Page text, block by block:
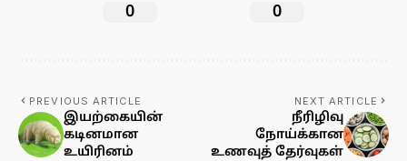
0 0
PREVIOUS ARTICLE
இயற்கையின்
கடினமான
உயிரினம்
NEXT ARTICLE
நீரிழிவு
நோய்க்கான
உணவுத் தேர்வுகள்